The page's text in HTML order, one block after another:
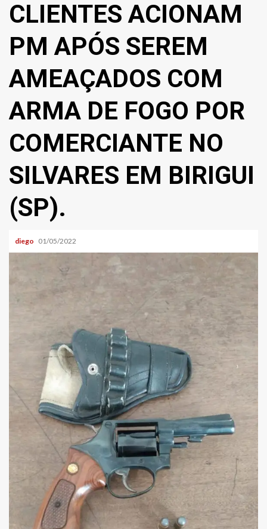
CLIENTES ACIONAM
PM APÓS SEREM
AMEAÇADOS COM
ARMA DE FOGO POR
COMERCIANTE NO
SILVARES EM BIRIGUI
(SP).
diego 01/05/2022